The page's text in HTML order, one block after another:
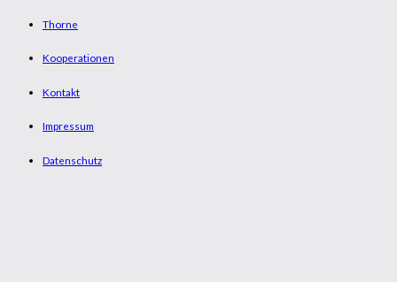
Thorne
Kooperationen
Kontakt
Impressum
Datenschutz